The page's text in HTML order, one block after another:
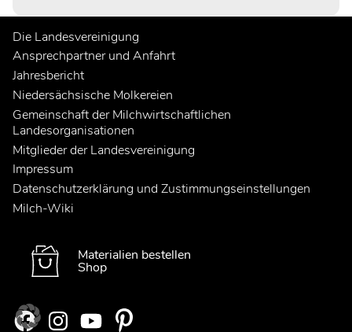
Die Landesvereinigung
Ansprechpartner und Anfahrt
Jahresbericht
Niedersächsische Molkereien
Gemeinschaft der Milchwirtschaftlichen
Landesorganisationen
Mitglieder der Landesvereinigung
Impressum
Datenschutzerklärung und Zustimmungseinstellungen
Milch-Wiki
Materialien bestellen
Shop